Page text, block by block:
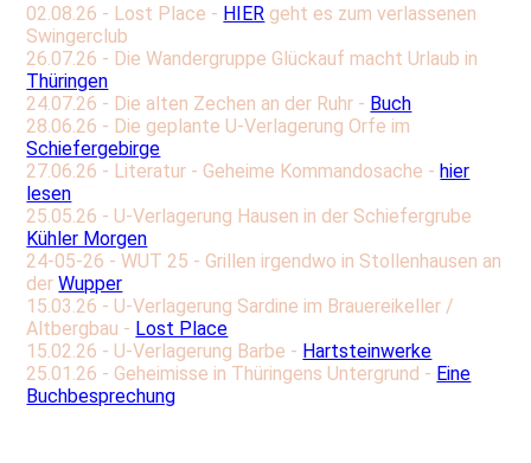
02.08.26 - Lost Place - HIER geht es zum verlassenen
Swingerclub
26.07.26 - Die Wandergruppe Glückauf macht Urlaub in
Thüringen
24.07.26 - Die alten Zechen an der Ruhr - Buch
28.06.26 - Die geplante U-Verlagerung Orfe im
Schiefergebirge
27.06.26 - Literatur - Geheime Kommandosache -hier
lesen
25.05.26 - U-Verlagerung Hausen in der Schiefergrube
Kühler Morgen
24-05-26 - WUT 25 - Grillen irgendwo in Stollenhausen an
derWupper
15.03.26 - U-Verlagerung Sardine im Brauereikeller /
Altbergbau - Lost Place
15.02.26 - U-Verlagerung Barbe - Hartsteinwerke
25.01.26 - Geheimisse in Thüringens Untergrund - Eine
Buchbesprechung